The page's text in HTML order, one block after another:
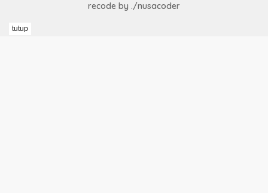
recode by ./nusacoder
tutup